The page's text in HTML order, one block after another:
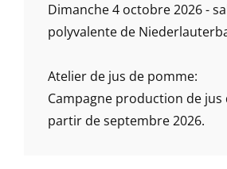
Dimanche 4 octobre 2026 -
polyvalente de
Atelier de jus de pomme:
Campagne production de jus
partir de septembre 2026.